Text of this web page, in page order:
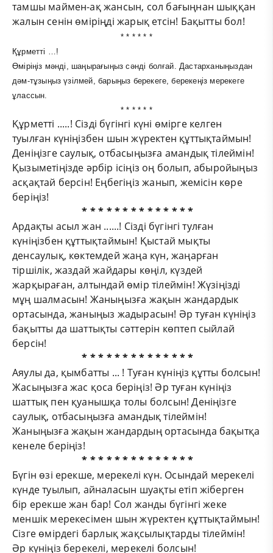
тамшы маймен-ақ жансын, сол бағыңнан шыққан
жалын сенін өміріңді жарық етсін! Бақытты бол!
* * * * * *
Құрметті …!
Өміріңіз мәнді, шаңырағыңыз сәнді болғай. Дастарханыңыздан
дәм-тұзыңыз үзілмей, барыңыз берекеге, берекеңіз мерекеге
ұлассын.
* * * * * *
Құрметті .....! Сізді бүгінгі күні өмірге келген
туылған күніңізбен шын жүректен құттықтаймын!
Деніңізге саулық, отбасыңызға амандық тілеймін!
Қызыметіңізде әрбір ісіңіз оң болып, абыройыңыз
асқақтай берсін! Еңбегіңіз жанып, жемісін көре
беріңіз!
* * * * * * * * * * * * * *
Ардақты асыл жан ......! Сізді бүгінгі тулған
күніңізбен құттықтаймын! Қыстай мықты
денсаулық, көктемдей жаңа күн, жаңарған
тіршілік, жаздай жайдары көңіл, күздей
жарқыраған, алтындай өмір тілеймін! Жүзіңізді
мұң шалмасын! Жаныңызға жақын жандардык
ортасында, жаныңыз жадырасын! Әр туған күніңіз
бақытты да шаттықты сәттерін көптеп сыйлай
берсін!
* * * * * * * * * * * * * *
Аяулы да, қымбатты ... ! Туған күніңіз құтты болсын!
Жасыңызға жас қоса беріңіз! Әр туған күніңіз
шаттық пен қуанышқа толы болсын! Деніңізге
саулық, отбасыңызға амандық тілеймін!
Жаныңызға жақын жандардың ортасында бақытқа
кенеле беріңіз!
* * * * * * * * * * * * * *
Бүгін өзі ерекше, мерекелі күн. Осындай мерекелі
күнде туылып, айналасын шуақты етіп жіберген
бір ерекше жан бар! Сол жанды бүгінгі жеке
меншік мерекесімен шын жүректен құттықтаймын!
Сізге өмірдегі барлық жақсылықтарды тілеймін!
Әр күніңіз берекелі, мерекелі болсын!